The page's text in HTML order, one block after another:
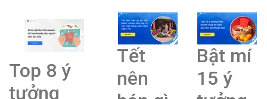
Top 8 ý
tưởng
Tết
nên
Bật mí
15 ý